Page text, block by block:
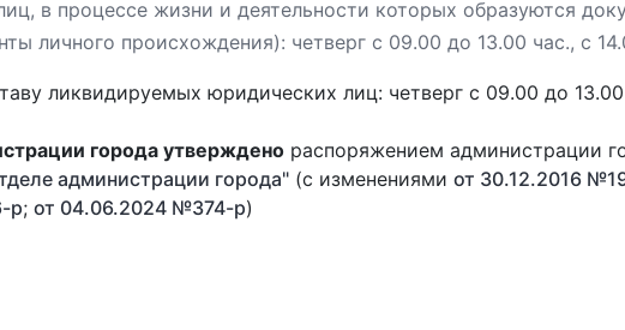
в процессе жизни и деятельности которых образуются
личного происхождения): четверг с 09.00 до 13.00 час., с
ликвидируемых юридических лиц: четверг с 09.00 до 13.00
города утверждено распоряжением администрации
администрации города" (с изменениямиот 30.12.2016
р;от 04.06.2024 №374-р)